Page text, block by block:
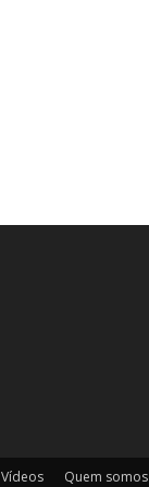
Vídeos Quem somos